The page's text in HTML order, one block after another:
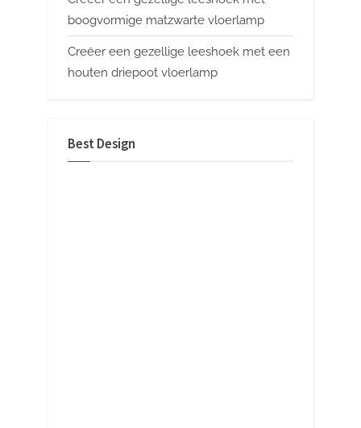
boogvormige matzwarte vloerlamp
Creëer een gezellige leeshoek met een
houten driepoot vloerlamp
Best Design